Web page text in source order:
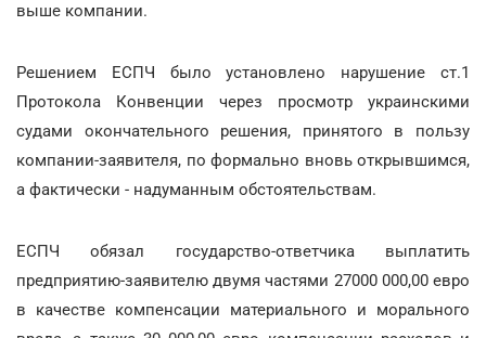
выше компании.
Решением ЕСПЧ было установлено нарушение ст.1
Протокола Конвенции через просмотр украинскими
судами окончательного решения, принятого в пользу
компании-заявителя, по формально вновь открывшимся,
а фактически - надуманным обстоятельствам.
ЕСПЧ обязал государство-ответчика выплатить
предприятию-заявителю двумя частями 27000 000,00 евро
в качестве компенсации материального и морального